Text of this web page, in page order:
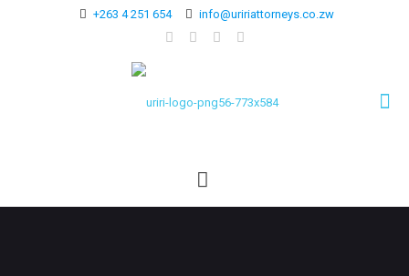
+263 4 251 654 info@uririattorneys.co.zw